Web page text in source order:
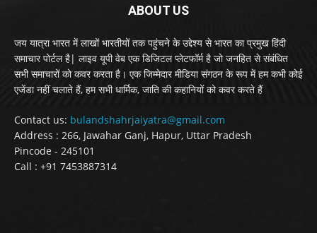
ABOUT US
जय यात्रा भारत में लाखों भारतीयों तक पहुंचने के उद्देश्य से भारत का प्रमुख हिंदी
समाचार पोर्टल है| लाइव यूपी वेब एक डिजिटल प्लेटफॉर्म है जो जनहित से संबंधित
सभी समाचारों को कवर करता है। एक जिम्मेदार मीडिया संगठन के रूप में हम कभी कोई
एजेंडा नहीं चलाते हैं, हम सभी धार्मिक, जाति की कहानियों को कवर करते हैं
Contact us: bulandshahrjaiyatra@gmail.com
Address : 266, Jawahar Ganj, Hapur, Uttar Pradesh
Pincode - 245101
Call : +91 7453887314